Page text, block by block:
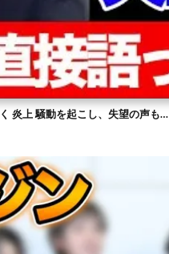
炎上 騒動を起こし、失望の声も…